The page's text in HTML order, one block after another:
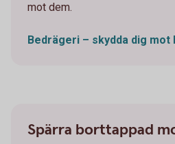
mot dem.
Bedrägeri – skydda dig mot
Spärra borttappad